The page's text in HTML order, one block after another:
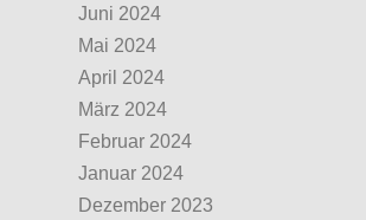
Juni 2024
Mai 2024
April 2024
März 2024
Februar 2024
Januar 2024
Dezember 2023